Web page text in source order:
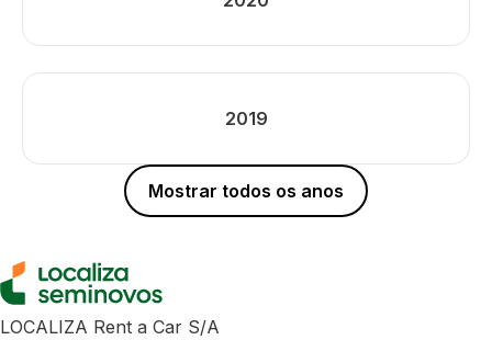
2019
Mostrar todos os anos
LOCALIZA Rent a Car S/A